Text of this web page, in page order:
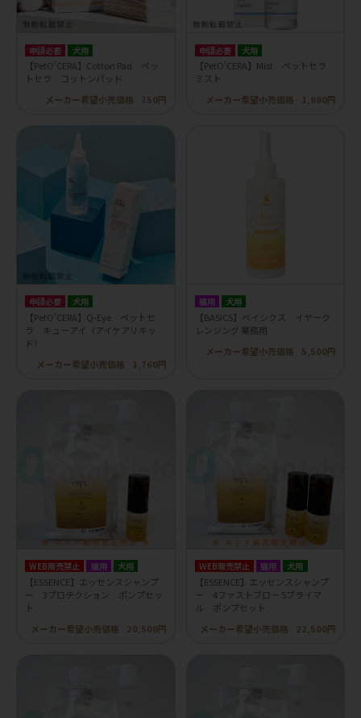
申請必要 犬用
【PetO'CERA】Cotton Pad ペッ
トセラ コットンパッド
メーカー希望小売価格
750円
申請必要 犬用
【PetO'CERA】Mist ペットセラ
ミスト
メーカー希望小売価格
1,980円
申請必要 犬用
【PetO'CERA】Q-Eye ペットセ
ラ キューアイ（アイケアリキッ
ド）
メーカー希望小売価格
1,760円
猫用 犬用
【BASICS】ベイシクス イヤーク
レンジング 業務用
メーカー希望小売価格
5,500円
WEB販売禁止 猫用 犬用
【ESSENCE】エッセンスシャンプ
ー 3プロテクション ポンプセッ
ト
メーカー希望小売価格
20,500円
WEB販売禁止 猫用 犬用
【ESSENCE】エッセンスシャンプ
ー 4ファストブロー 5プライマ
ル ポンプセット
メーカー希望小売価格
22,500円